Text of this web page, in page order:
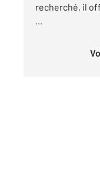
recherché, il
...